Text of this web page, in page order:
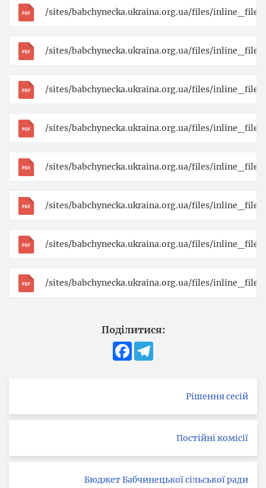
/sites/babchynecka.ukraina.org.ua/files/inline_files/
/sites/babchynecka.ukraina.org.ua/files/inline_files/
/sites/babchynecka.ukraina.org.ua/files/
/sites/babchynecka.ukraina.org.ua/files/inline_files/
/sites/babchynecka.ukraina.org.ua/files/inline_files/
/sites/babchynecka.ukraina.org.ua/files/inline_files/
/sites/babchynecka.ukraina.org.ua/files/inline_files/
/sites/babchynecka.ukraina.org.ua/files/inline_files/
Поділитися:
Facebook
Рішення сесій
Постійні комісії
Бюджет Бабчинецької сільської ради